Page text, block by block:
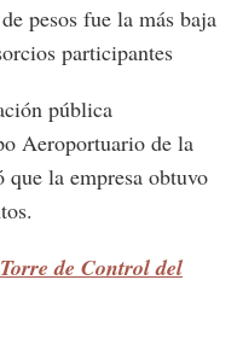
pesos fue la más baja
participantes
pública
Aeroportuario de la
la empresa obtuvo
de Control del